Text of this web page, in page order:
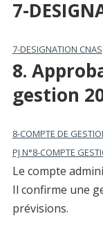
7-
7-DESIGNATION CNAS
8.
gestion
8-COMPTE DE
PJ N°8-COMPTE
Le compte
Il confirme une
prévisions.